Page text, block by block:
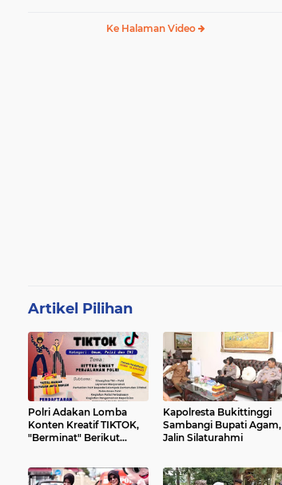
Ke Halaman Video
Artikel Pilihan
Polri Adakan Lomba
Konten Kreatif TIKTOK,
"Berminat" Berikut
Kapolresta Bukittinggi
Sambangi Bupati Agam,
Jalin Silaturahmi